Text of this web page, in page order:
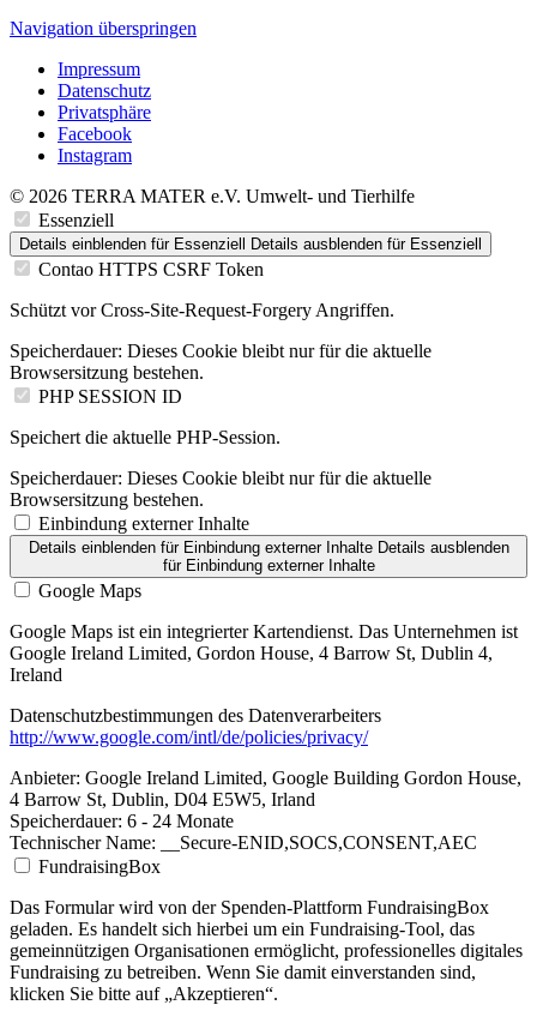
Navigation überspringen
Impressum
Datenschutz
Privatsphäre
Facebook
Instagram
© 2026 TERRA MATER e.V. Umwelt- und Tierhilfe
Essenziell
Details einblenden für Essenziell Details ausblenden für Essenziell
Contao HTTPS CSRF Token
Schützt vor Cross-Site-Request-Forgery Angriffen.
Speicherdauer: Dieses Cookie bleibt nur für die aktuelle
Browsersitzung bestehen.
PHP SESSION ID
Speichert die aktuelle PHP-Session.
Speicherdauer: Dieses Cookie bleibt nur für die aktuelle
Browsersitzung bestehen.
Einbindung externer Inhalte
Details einblendenfür Einbindung externer Inhalte Details ausblenden
für Einbindung externer Inhalte
Google Maps
Google Maps ist ein integrierter Kartendienst. Das Unternehmen ist
Google Ireland Limited, Gordon House, 4 Barrow St, Dublin 4,
Ireland
Datenschutzbestimmungen des Datenverarbeiters
http://www.google.com/intl/de/policies/privacy/
Anbieter: Google Ireland Limited, Google Building Gordon House,
4 Barrow St, Dublin, D04 E5W5, Irland
Speicherdauer: 6 - 24 Monate
Technischer Name: __Secure-ENID,SOCS,CONSENT,AEC
FundraisingBox
Das Formular wird von der Spenden-Plattform FundraisingBox
geladen. Es handelt sich hierbei um ein Fundraising-Tool, das
gemeinnützigen Organisationen ermöglicht, professionelles digitales
Fundraising zu betreiben. Wenn Sie damit einverstanden sind,
klicken Sie bitte auf „Akzeptieren“.